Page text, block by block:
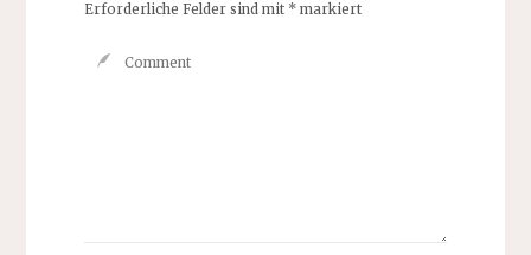
Erforderliche Felder sind mit *markiert